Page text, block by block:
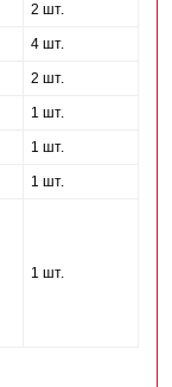
2 шт.
4 шт.
2 шт.
1 шт.
1 шт.
1 шт.
1 шт.